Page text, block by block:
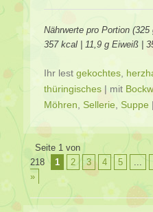
Nährwerte pro Portion (325
357 kcal | 11,9 g Eiweiß |
Ihr lest gekochtes
thüringisches | mit
Möhren
Sellerie Suppe |
Beitragsverzeichnis
Seite 1 von
218
1 2 3 4 5 ...
»